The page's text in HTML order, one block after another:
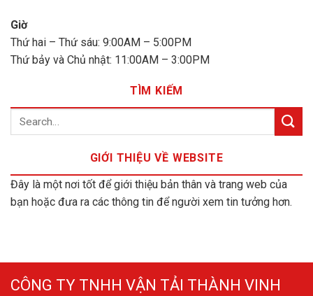
Giờ
Thứ hai – Thứ sáu: 9:00AM – 5:00PM
Thứ bảy và Chủ nhật: 11:00AM – 3:00PM
TÌM KIẾM
GIỚI THIỆU VỀ WEBSITE
Đây là một nơi tốt để giới thiệu bản thân và trang web của
bạn hoặc đưa ra các thông tin để người xem tin tưởng hơn.
CÔNG TY TNHH VẬN TẢI THÀNH VINH